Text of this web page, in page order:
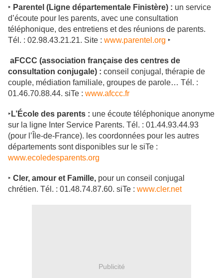
‣ Parentel (Ligne départementale Finistère) : un service
d’écoute pour les parents, avec une consultation
téléphonique, des entretiens et des réunions de parents.
Tél. : 02.98.43.21.21. Site : www.parentel.org ‣
aFCCC (association française des centres de
consultation conjugale) : conseil conjugal, thérapie de
couple, médiation familiale, groupes de parole… Tél. :
01.46.70.88.44. siTe : www.afccc.fr
‣ L’École des parents : une écoute téléphonique anonyme
sur la ligne Inter Service Parents. Tél. : 01.44.93.44.93
(pour l’Île-de-France). les coordonnées pour les autres
départements sont disponibles sur le siTe :
www.ecoledesparents.org
‣ Cler, amour et Famille, pour un conseil conjugal
chrétien. Tél. : 01.48.74.87.60. siTe : www.cler.net
Publicité